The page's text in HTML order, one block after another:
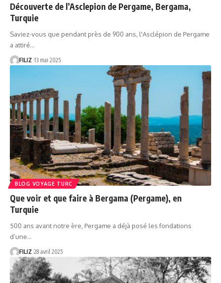
Découverte de l’Asclepion de Pergame, Bergama,
Turquie
Saviez-vous que pendant près de 900 ans, l'Asclépion de Pergame
a attiré…
FILIZ 13 mai 2025
BLOG VOYAGE TURC
Que voir et que faire à Bergama (Pergame), en
Turquie
500 ans avant notre ère, Pergame a déjà posé les fondations
d’une…
FILIZ 28 avril 2025